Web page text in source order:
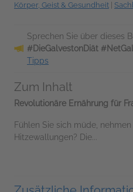
Körper, Geist & Gesundheit
Sprechen Sie über dieses
#DieGalvestonDiät
Tipps
Zum Inhalt
Revolutionäre Ernährung für
Fühlen Sie sich müde,
Hitzewallungen? Die...